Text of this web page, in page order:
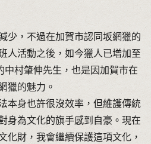
少，不過在加賀市認同坂網獵的
人活動之後，如今獵人已增加至
中村肇伸先生，也是因加賀市在
獵的魅力。
本身也許很沒效率，但維護傳統
身為文化的旗手感到自豪。現在
化財，我會繼續保護這項文化，